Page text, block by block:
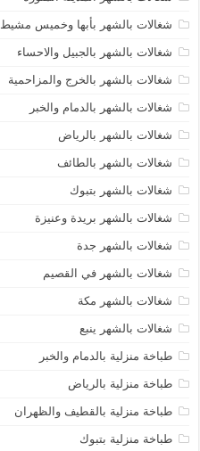
شغالات بالشهر بأبها وخميس مشيط
شغالات بالشهر بالجبيل والاحساء
شغالات بالشهر بالخرج والمزاحمية
شغالات بالشهر بالدمام والخبر
شغالات بالشهر بالرياض
شغالات بالشهر بالطائف
شغالات بالشهر بتبوك
شغالات بالشهر بريدة وعنيزة
شغالات بالشهر جدة
شغالات بالشهر في القصيم
شغالات بالشهر مكة
شغالات بالشهر ينبع
طباخة منزلية بالدمام والخبر
طباخة منزلية بالرياض
طباخة منزلية بالقطيف والظهران
طباخة منزلية بتبوك